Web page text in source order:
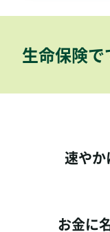
生命保険
速や
お金に